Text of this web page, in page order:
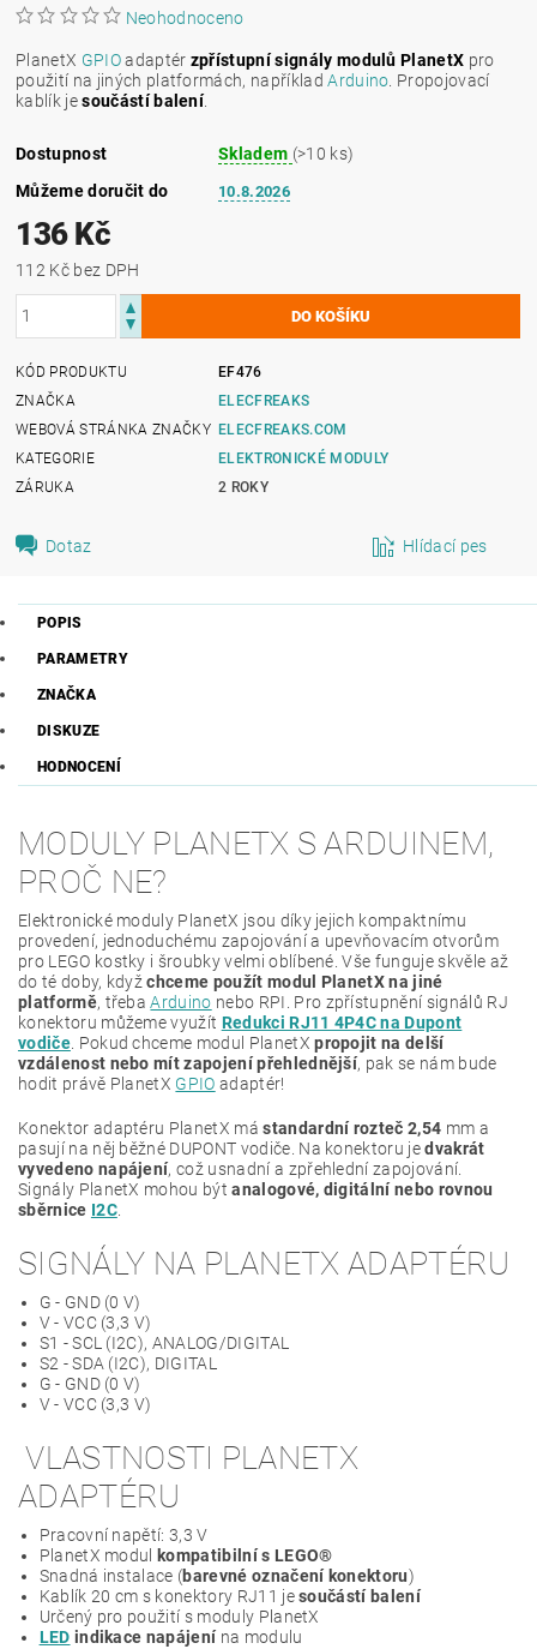
Neohodnoceno
PlanetX GPIOadaptér zpřístupní signály modulů PlanetX pro
použití na jiných platformách, napříkladArduino . Propojovací
kablík jesoučástí balení.
Dostupnost Skladem (>10 ks)
Můžeme doručit do
10.8.2026
136 Kč
112 Kč bez DPH
KÓD PRODUKTU
EF476
ZNAČKA
ELECFREAKS
WEBOVÁ STRÁNKA ZNAČKY ELECFREAKS.COM
KATEGORIE
ELEKTRONICKÉ MODULY
ZÁRUKA
2 ROKY
Dotaz Hlídací pes
POPIS
PARAMETRY
ZNAČKA
DISKUZE
HODNOCENÍ
MODULY PLANETX S ARDUINEM,
PROČ NE?
Elektronické moduly PlanetX jsou díky jejich kompaktnímu
provedení, jednoduchému zapojování a upevňovacím otvorům
pro LEGO kostky i šroubky velmi oblíbené. Vše funguje skvěle až
do té doby, kdyžchceme použít modul PlanetX na jiné
platformě, třebaArduino nebo RPI. Pro zpřístupnění signálů RJ
konektoru můžeme využít Redukci RJ11 4P4C na Dupont
vodiče. Pokud chceme modul PlanetXpropojit na delší
vzdálenost nebo mít zapojení přehlednější, pak se nám bude
hodit právě PlanetX GPIO adaptér!
Konektor adaptéru PlanetX mástandardní rozteč 2,54 mm a
pasují na něj běžné DUPONT vodiče. Na konektoru jedvakrát
vyvedeno napájení, což usnadní a zpřehlední zapojování.
Signály PlanetX mohou býtanalogové, digitální nebo rovnou
sběrnice I2C.
SIGNÁLY NA PLANETX ADAPTÉRU
G - GND (0 V)
V - VCC (3,3 V)
S1 - SCL (I2C), ANALOG/DIGITAL
S2 - SDA (I2C), DIGITAL
G - GND (0 V)
V - VCC (3,3 V)
VLASTNOSTI PLANETX
ADAPTÉRU
Pracovní napětí: 3,3 V
PlanetX modul
kompatibilní s LEGO®
Snadná instalace (barevné označení konektoru)
Kablík 20 cm s konektory RJ11 je součástí balení
Určený pro použití s moduly PlanetX
LED indikace napájení na modulu